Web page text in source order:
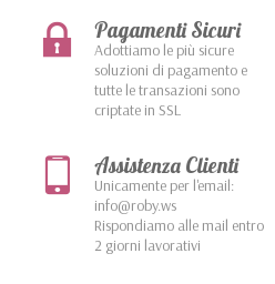
Pagamenti Sicuri
Adottiamo le più sicure
soluzioni di pagamento e
tutte le transazioni sono
criptate in SSL
Assistenza Clienti
Unicamente per l'email:
info@roby.ws
Rispondiamo alle mail entro
2 giorni lavorativi